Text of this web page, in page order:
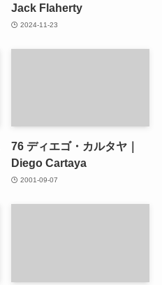
Jack Flaherty
2024-11-23
76 ディエゴ・カルタヤ｜
Diego Cartaya
2001-09-07